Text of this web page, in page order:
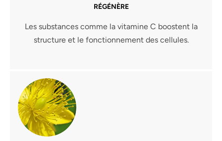
RÉGÉNÈRE
Les substances comme la vitamine C boostent la
structure et le fonctionnement des cellules.